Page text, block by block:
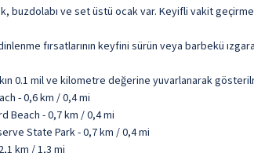
buzdolabı ve set üstü ocak var. Keyifli vakit
fırsatlarının keyfini sürün veya barbekü
0.1 mil ve kilometre değerine yuvarlanarak
- 0,6 km / 0,4 mi
Beach - 0,7 km / 0,4 mi
State Park - 0,7 km / 0,4 mi